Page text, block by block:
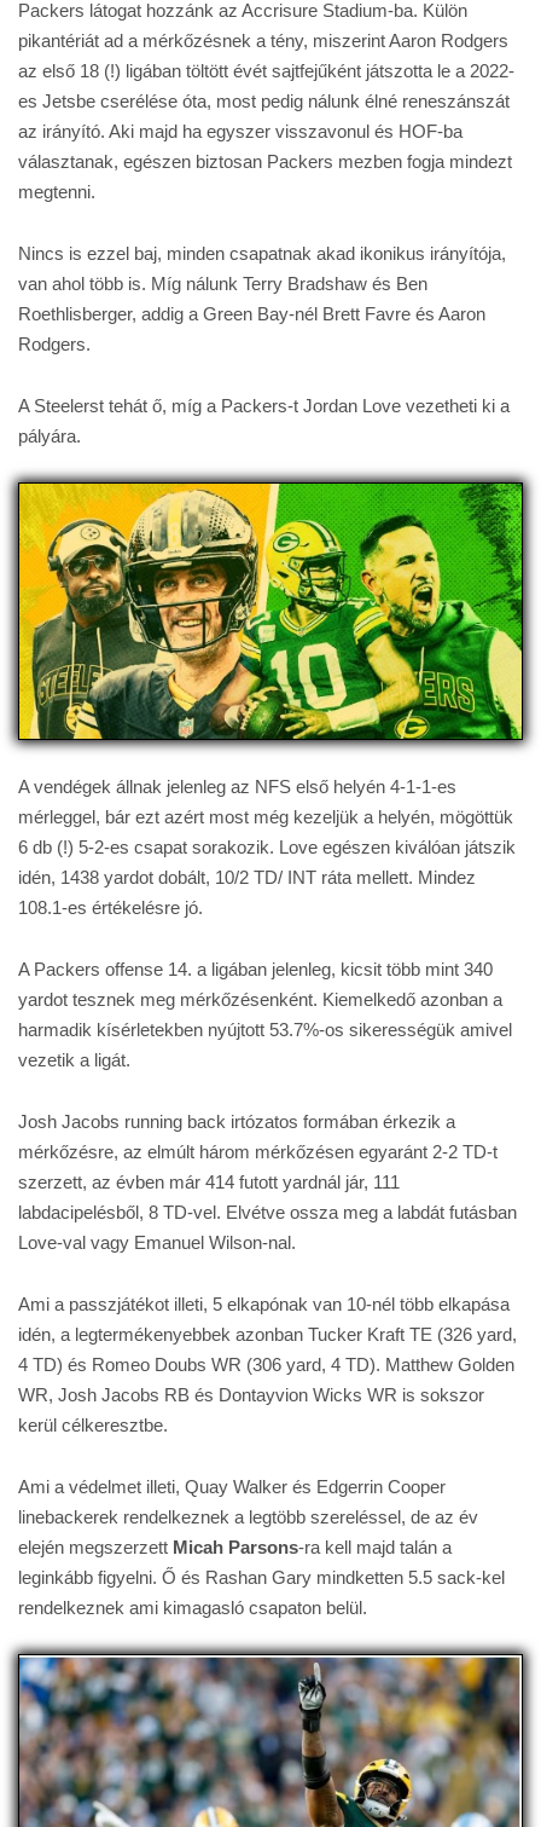
Packers látogat hozzánk az Accrisure Stadium-ba. Külön
pikantériát ad a mérkőzésnek a tény, miszerint Aaron Rodgers
az első 18 (!) ligában töltött évét sajtfejűként játszotta le a 2022-
es Jetsbe cserélése óta, most pedig nálunk élné reneszánszát
az irányító. Aki majd ha egyszer visszavonul és HOF-ba
választanak, egészen biztosan Packers mezben fogja mindezt
megtenni.
Nincs is ezzel baj, minden csapatnak akad ikonikus irányítója,
van ahol több is. Míg nálunk Terry Bradshaw és Ben
Roethlisberger, addig a Green Bay-nél Brett Favre és Aaron
Rodgers.
A Steelerst tehát ő, míg a Packers-t Jordan Love vezetheti ki a
pályára.
A vendégek állnak jelenleg az NFS első helyén 4-1-1-es
mérleggel, bár ezt azért most még kezeljük a helyén, mögöttük
6 db (!) 5-2-es csapat sorakozik. Love egészen kiválóan játszik
idén, 1438 yardot dobált, 10/2 TD/ INT ráta mellett. Mindez
108.1-es értékelésre jó.
A Packers offense 14. a ligában jelenleg, kicsit több mint 340
yardot tesznek meg mérkőzésenként. Kiemelkedő azonban a
harmadik kísérletekben nyújtott 53.7%-os sikerességük amivel
vezetik a ligát.
Josh Jacobs running back irtózatos formában érkezik a
mérkőzésre, az elmúlt három mérkőzésen egyaránt 2-2 TD-t
szerzett, az évben már 414 futott yardnál jár, 111
labdacipelésből, 8 TD-vel. Elvétve ossza meg a labdát futásban
Love-val vagy Emanuel Wilson-nal.
Ami a passzjátékot illeti, 5 elkapónak van 10-nél több elkapása
idén, a legtermékenyebbek azonban Tucker Kraft TE (326 yard,
4 TD) és Romeo Doubs WR (306 yard, 4 TD). Matthew Golden
WR, Josh Jacobs RB és Dontayvion Wicks WR is sokszor
kerül célkeresztbe.
Ami a védelmet illeti, Quay Walker és Edgerrin Cooper
linebackerek rendelkeznek a legtöbb szereléssel, de az év
elején megszerzett Micah Parsons-ra kell majd talán a
leginkább figyelni. Ő és Rashan Gary mindketten 5.5 sack-kel
rendelkeznek ami kimagasló csapaton belül.